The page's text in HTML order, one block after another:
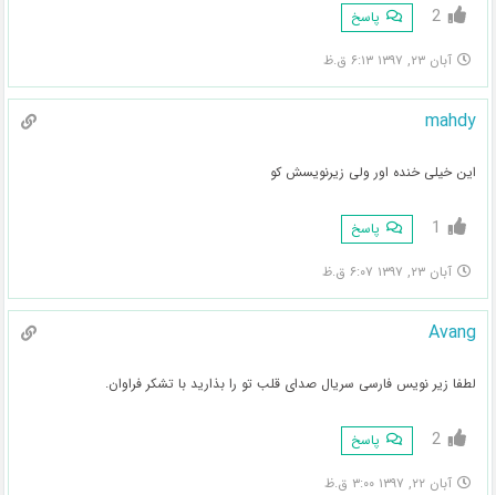
2 پاسخ
آبان ۲۳, ۱۳۹۷ ۶:۱۳ ق.ظ
mahdy
این خیلی خنده اور ولی زیرنویسش کو
1 پاسخ
آبان ۲۳, ۱۳۹۷ ۶:۰۷ ق.ظ
Avang
لطفا زیر نویس فارسی سریال صدای قلب تو را بذارید با تشکر فراوان.
2 پاسخ
آبان ۲۲, ۱۳۹۷ ۳:۰۰ ق.ظ